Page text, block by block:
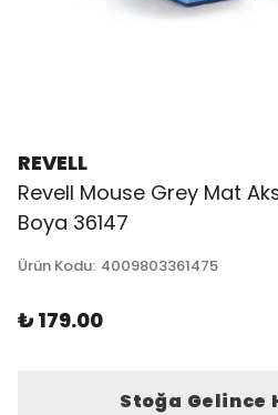
REVELL
Revell Mouse Grey Mat
Boya 36147
Ürün Kodu: 4009803361475
₺ 179.00
Stoğa Gelince